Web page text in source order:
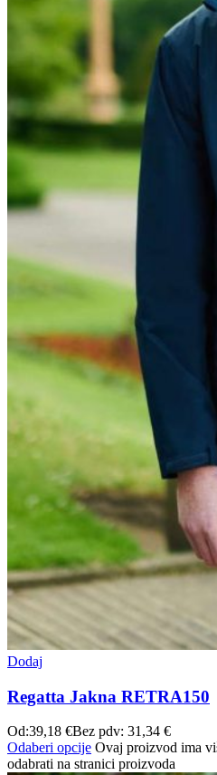
Dodaj
Regatta Jakna RETRA150
Od:39,18 €Bez pdv: 31,34 €
Odaberi opcije Ovaj proizvod ima
odabrati na stranici proizvoda